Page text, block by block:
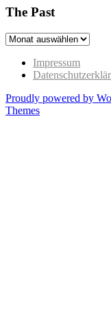
The Past
The
Impressum
Proudly powered by
Themes